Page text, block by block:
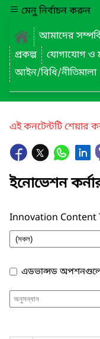
মেনু নির্বাচন করুন
আমাদের
প্রকল্প
যোগাযোগ ও
আইন/বিধি/নীতিমালা
এই কনটেন্টটি শেয়ার
ইনোভেশন
Innovation Content
এডভান্সড